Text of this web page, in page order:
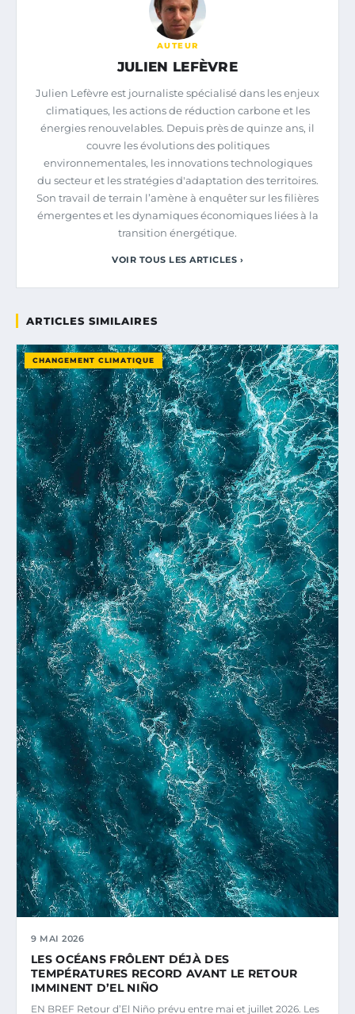
AUTEUR
JULIEN LEFÈVRE
Julien Lefèvre est journaliste spécialisé dans les enjeux
climatiques, les actions de réduction carbone et les
énergies renouvelables. Depuis près de quinze ans, il
couvre les évolutions des politiques
environnementales, les innovations technologiques
du secteur et les stratégies d'adaptation des territoires.
Son travail de terrain l’amène à enquêter sur les filières
émergentes et les dynamiques économiques liées à la
transition énergétique.
VOIR TOUS LES ARTICLES ›
ARTICLES SIMILAIRES
CHANGEMENT CLIMATIQUE
9 MAI 2026
LES OCÉANS FRÔLENT DÉJÀ DES
TEMPÉRATURES RECORD AVANT LE RETOUR
IMMINENT D’EL NIÑO
EN BREF Retour d’El Niño prévu entre mai et juillet 2026. Les